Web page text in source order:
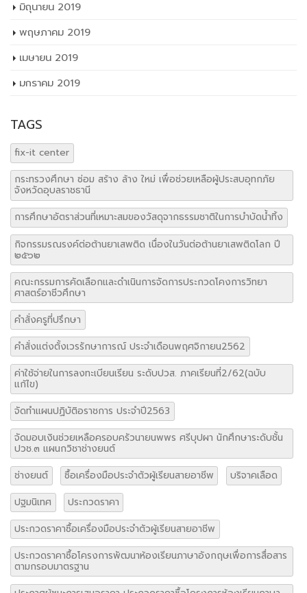
ตุลาคม 2019
กันยายน 2019
สิงหาคม 2019
กรกฎาคม 2019
พฤษภาคม 2019
เมษายน 2019
มกราคม 2019
TAGS
fix-it center
กระทรวงศึกษา ซ่อม สร้าง ล้าง ใหม่ เพื่อช่วยเหลือผู้ประสบอุทกภัย
จังหวัดอุบลราชธานี
การศึกษาอัตราส่วนที่เหมาะสมของวัสดุจากธรรมชาติในการบำบัดน้ำทิ้ง
กิจกรรมรณรงค์ต่อต้านยาเสพติด เนื่องในวันต่อต้านยาเสพติดโลก ปี
๒๕๖๒
คณะกรรมการคัดเลือกและดำเนินการจัดการประกวดโคงการวิทยา
ศาสตร์อาชีวศึกษา
คำสั่งครูที่ปรึกษา
คำสั่งแต่งตั้งเวรรักษาการณ์ ประจำเดือนพฤศจิกายน2562
ค่าใช้จ่ายในการลงทะเบียนเรียน ระดับปวส. ภาคเรียนที่2/62(ฉบับ
แก้ไข)
จัดทำแผนปฏิบัติอราชการ ประจำปี2563
จัดมอบเงินช่วยเหลือครอบครัวนายนพพร ศรีบุปผา นักศึกษาระดับชั้น
ปวช.๓ แผนกวิชาช่างยนต์
ช่างยนต์
ซื้อเครื่องมือประจำตัวผู้เรียนสายอาชีพ
บริจาคเลือด